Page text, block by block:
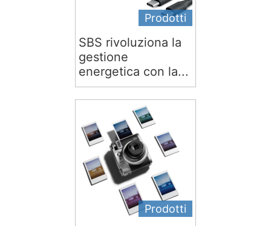
Prodotti
SBS rivoluziona la
gestione
energetica con la...
Prodotti